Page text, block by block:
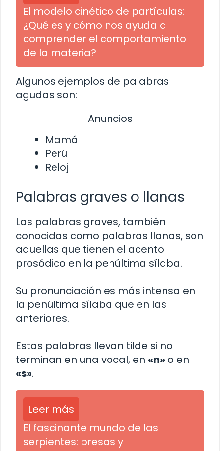
El modelo cinético de partículas:
¿Qué es y cómo nos ayuda a
comprender el comportamiento
de la materia?
Algunos ejemplos de palabras
agudas son:
Anuncios
Mamá
Perú
Reloj
Palabras graves o llanas
Las palabras graves, también
conocidas como palabras llanas, son
aquellas que tienen el acento
prosódico en la penúltima sílaba.
Su pronunciación es más intensa en
la penúltima sílaba que en las
anteriores.
Estas palabras llevan tilde si no
terminan en una vocal, en «n» o en
«s».
Leer más
El fascinante mundo de las
serpientes: presas y